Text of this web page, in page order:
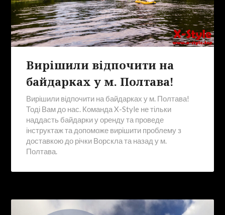
Вирішили відпочити на
байдарках у м. Полтава!
Вирішили відпочити на байдарках у м. Полтава!
Тоді Вам до нас. Команда X-Style не тільки
наддасть байдарки у оренду та проведе
інструктаж та допоможе вирішити проблему з
доставкою до річки Ворскла та назад у м.
Полтава.